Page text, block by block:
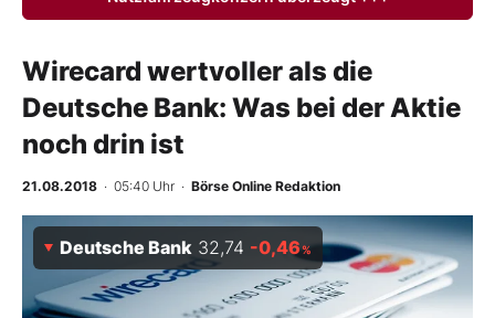
Anlageprodukte
Finanz-Check
BO-Musterdepots
Experten
Wirecard wertvoller als die
Deutsche Bank: Was bei der Aktie
noch drin ist
21.08.2018 · 05:40 Uhr · Börse Online Redaktion
Deutsche Bank 32,74 -0,46%